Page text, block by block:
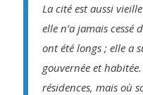
La cité est aussi
elle n’a jamais cessé
ont été longs ; elle a
gouvernée et
résidences, mais où